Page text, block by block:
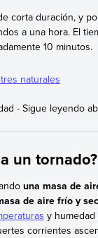
corta duración, y
a una hora. El
10 minutos.
naturales
un tornado?
una masa de
de aire frío y
y
corrientes